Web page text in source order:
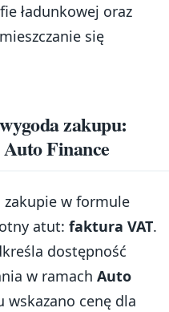
ładunkowej oraz
się
zakupu:
Finance
zakupie w formule
atut: faktura VAT.
dostępność
w ramach Auto
cenę dla